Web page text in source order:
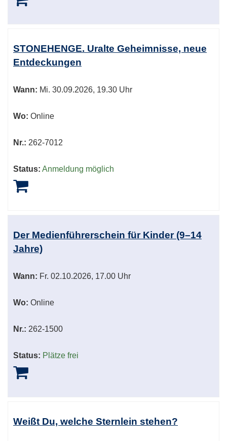
STONEHENGE. Uralte Geheimnisse, neue
Entdeckungen
Wann: Mi. 30.09.2026, 19.30 Uhr
Wo: Online
Nr.: 262-7012
Status: Anmeldung möglich
Der Medienführerschein für Kinder (9–14
Jahre)
Wann: Fr. 02.10.2026, 17.00 Uhr
Wo: Online
Nr.: 262-1500
Status: Plätze frei
Weißt Du, welche Sternlein stehen?